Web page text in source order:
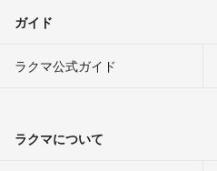
ガイド
ラクマ公式ガイド
ラクマについて